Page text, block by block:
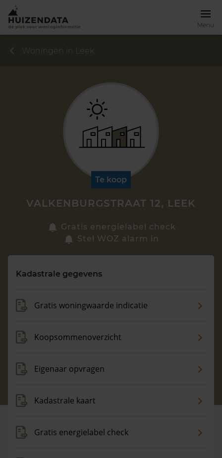
Menu
Zoek een woning
Maandag t/m vrijdag - 08:00 -18:00
Woningen in Leek
Te koop
VALKENBURGSTRAAT 12, LEEK
Gratis energielabel check
Stel WOZ alarm in
Kadastrale gegevens
Gratis woningwaarde indicatie
Koopsommenoverzicht
Eigenaar opvragen
Kadastrale kaart
Gratis energielabel check